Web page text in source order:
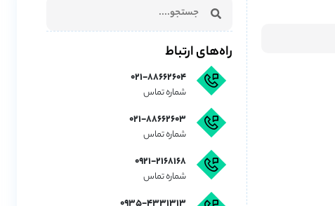
راه‌های ارتباط
۰۲۱-۸۸۶۶۲۶۰۴
شماره تماس
۰۲۱-۸۸۶۶۲۶۰۳
شماره تماس
۰۹۲۱-۲۱۶۸۱۶۸
شماره تماس